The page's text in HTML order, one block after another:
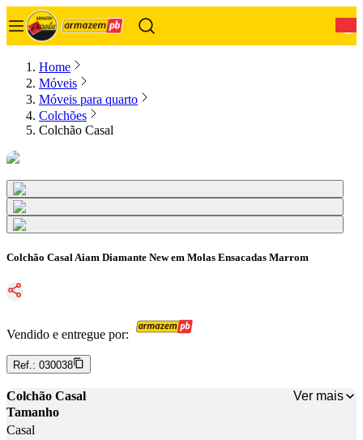
Home
Móveis
Móveis para quarto
Colchões
Colchão Casal
Colchão Casal Aiam Diamante New em Molas Ensacadas Marrom
Vendido e entregue por:
Ref.: 030038
Colchão Casal
Ver mais
Tamanho
Casal